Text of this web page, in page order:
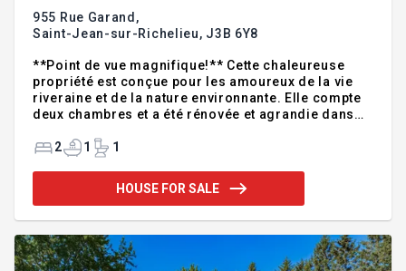
955 Rue Garand,
Saint-Jean-sur-Richelieu, J3B 6Y8
**Point de vue magnifique!** Cette chaleureuse
propriété est conçue pour les amoureux de la vie
riveraine et de la nature environnante. Elle compte
deux chambres et a été rénovée et agrandie dans
peu d'entretien! La cuisine et la salle à manger vous
fenêtres et portes vitrées qui donnent l'impression
d'être à l'extérieur. Cuisine très fonctionnelle avec
à votre disposition pour vos besoins de rangem
2 1 1
HOUSE FOR SALE